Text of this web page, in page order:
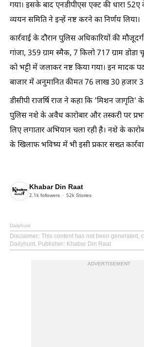
गया। इसके बाद एनडीपीएस एक्ट की धारा
व्ययन समिति ने इन्हें नष्ट करने का निर्णय लिया।
कार्रवाई के दौरान पुलिस अधिकारियों की
गांजा, 359 ग्राम स्मैक, 7 किलो 717 ग्राम डोडा
को भट्टी में जलाकर नष्ट किया गया। इन मादक
बाजार में अनुमानित कीमत 76 लाख 30 हजार
डीसीपी राजर्षि राज ने कहा कि 'मिशन
पुलिस नशे के अवैध कारोबार और तस्करी पर
लिए लगातार अभियान चला रही है। नशे के
के खिलाफ भविष्य में भी इसी प्रकार सख्त
Khabar Din Raat
2.1k followers 52k Stories
Dailyhunt
Disclaimer: This content has not been generated,
Dailyhunt. Publisher: Khabar Din Raat
ADVERTISEMENT